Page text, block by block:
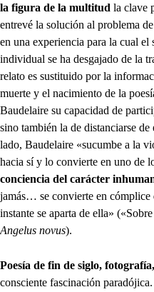
la figura de la multitud la clave
entrevé la solución al problema
en una experiencia para la cual
individual se ha desgajado de la
relato es sustituido por la
muerte y el nacimiento de la
Baudelaire su capacidad de
sino también la de distanciarse de
lado, Baudelaire «sucumbe a la
hacia sí y lo convierte en uno de
conciencia del carácter
jamás… se convierte en
instante se aparta de ella»
Angelus novus).
Poesía de fin de siglo,
consciente fascinación